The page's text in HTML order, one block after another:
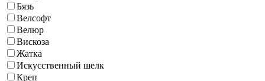
Бязь
Велсофт
Велюр
Вискоза
Жатка
Искусственный шелк
Креп